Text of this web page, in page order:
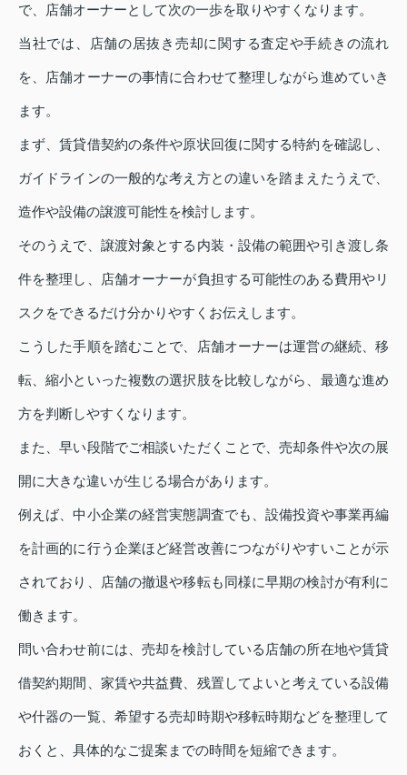
で、店舗オーナーとして次の一歩を取りやすくなります。
当社では、店舗の居抜き売却に関する査定や手続きの流れ
を、店舗オーナーの事情に合わせて整理しながら進めていき
ます。
まず、賃貸借契約の条件や原状回復に関する特約を確認し、
ガイドラインの一般的な考え方との違いを踏まえたうえで、
造作や設備の譲渡可能性を検討します。
そのうえで、譲渡対象とする内装・設備の範囲や引き渡し条
件を整理し、店舗オーナーが負担する可能性のある費用やリ
スクをできるだけ分かりやすくお伝えします。
こうした手順を踏むことで、店舗オーナーは運営の継続、移
転、縮小といった複数の選択肢を比較しながら、最適な進め
方を判断しやすくなります。
また、早い段階でご相談いただくことで、売却条件や次の展
開に大きな違いが生じる場合があります。
例えば、中小企業の経営実態調査でも、設備投資や事業再編
を計画的に行う企業ほど経営改善につながりやすいことが示
されており、店舗の撤退や移転も同様に早期の検討が有利に
働きます。
問い合わせ前には、売却を検討している店舗の所在地や賃貸
借契約期間、家賃や共益費、残置してよいと考えている設備
や什器の一覧、希望する売却時期や移転時期などを整理して
おくと、具体的なご提案までの時間を短縮できます。